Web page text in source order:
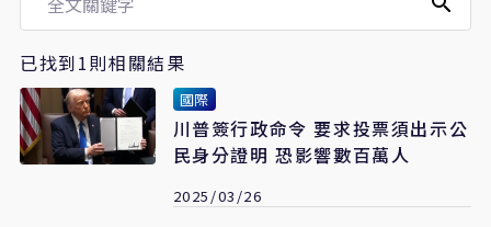
已找到1則相關結果
國際
川普簽行政命令 要求投票須出示公
民身分證明 恐影響數百萬人
2025/03/26